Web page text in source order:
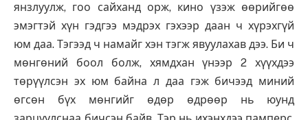
янзлуулж, гоо сайханд орж, кино үзэж өөрийгөө
эмэгтэй хүн гэдгээ мэдрэх гэхээр даан ч хүрэхгүй
юм даа. Тэгээд ч намайг хэн тэгж явуулахав дээ. Би ч
мөнгөний боол болж, хямдхан үнээр 2 хүүхдээ
төрүүлсэн эх юм байна л даа гэж бичээд миний
өгсөн бүх мөнгийг өдөр өдрөөр нь юунд